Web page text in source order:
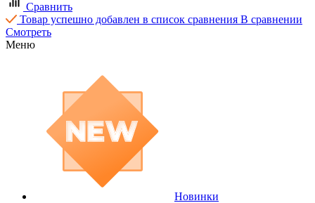
Сравнить
Товар успешно добавлен в список сравнения В сравнении
Смотреть
Меню
Новинки